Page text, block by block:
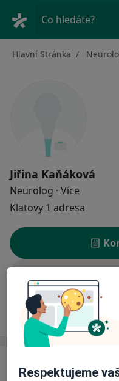
Co hledáte?
Hlavní Stránka
Jiřina Kaňáková
Neurolog · Více
Klatovy 1 adresa
Ceník
Ceník
Respektujeme